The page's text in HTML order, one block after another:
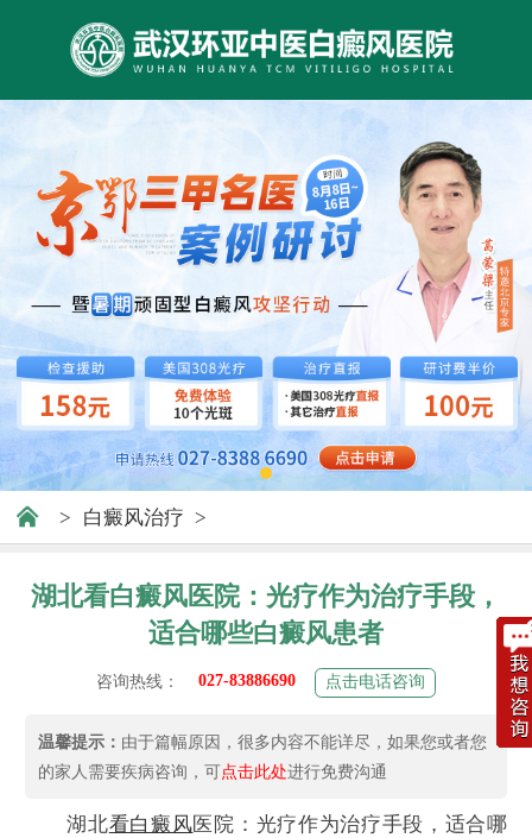
> 白癜风治疗 >
湖北看白癜风医院：光疗作为治疗手段，
适合哪些白癜风患者
咨询热线： 027-83886690 点击电话咨询
温馨提示： 由于篇幅原因，很多内容不能详尽，如果您或者您
的家人需要疾病咨询，可点击此处进行免费沟通
湖北看白癜风医院：光疗作为治疗手段，适合哪